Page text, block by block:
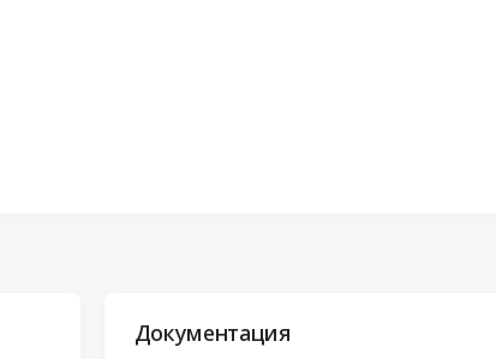
Документация